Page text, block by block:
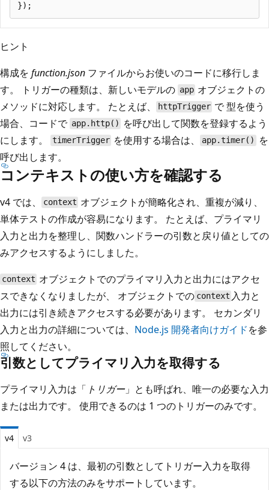
ヒント
構成を function.json ファイルからお使いのコードに移行しま
す。 トリガーの種類は、新しいモデルの app オブジェクトの
メソッドに対応します。 たとえば、
httpTrigger で型を使う
場合、コードで app.http()
を呼び出して関数を登録するよう
にします。
timerTrigger を使用する場合は、 app.timer()
を
呼び出します。
コンテキストの使い方を確認する
v4 では、 context オブジェクトが簡略化され、重複が減り、
単体テストの作成が容易になります。 たとえば、プライマリ
入力と出力を整理し、関数ハンドラーの引数と戻り値としての
みアクセスするようにしました。
context オブジェクトでのプライマリ入力と出力にはアクセ
スできなくなりましたが、
オブジェクトでの context 入力と
出力には引き続きアクセスする必要があります。 セカンダリ
入力と出力の詳細については、 Node.js 開発者向けガイドを参
照してください。
引数としてプライマリ入力を取得する
プライマリ入力は「 トリガー」とも呼ばれ、唯一の必要な入力
または出力です。 使用できるのは 1 つのトリガーのみです。
v4 v3
バージョン 4 は、最初の引数としてトリガー入力を取得
する以下の方法のみをサポートしています。